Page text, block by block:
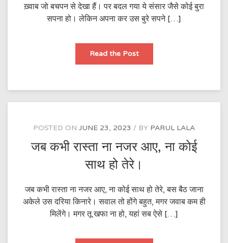
ख़्वाब जो बचपन से देखा हैं। पर बदल गया ये संसार जैसे कोई बुरा
सपना हो। लेकिन अपना कर उस बुरे सपने […]
Read the Postउसने
आस
POSTED ON JUNE 23, 2023 BY PARUL LALA
जब कभी रास्ता ना नजर आए, ना कोई
साथ हो तेरे।
जब कभी रास्ता ना नजर आए, ना कोई साथ हो तेरे, बस बैठ जाना
अकेले उस दरिया किनारे। सवाल तो होंगे बहुत, मगर जवाब कम ही
मिलेंगे। मगर तू खफा ना हो, यहां सब ऐसे […]